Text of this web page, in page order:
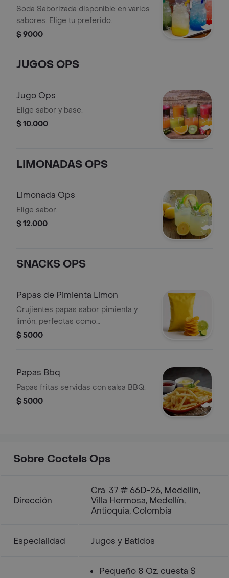
Soda Saborizada disponible en varios
sabores. Elige tu preferido.
$ 9000
JUGOS OPS
Jugo Ops
Elige sabor y base.
$ 10.000
LIMONADAS OPS
Limonada Ops
Elige sabor.
$ 12.000
SNACKS OPS
Papas de Pimienta Limon
Crujientes papas sabor pimienta y
limón, perfectas como
acompañamiento.
$ 5000
Papas Bbq
Papas fritas servidas con salsa BBQ.
$ 5000
Sobre Coctels Ops
Dirección
Cra. 37 # 66D-26, Medellín,
Villa Hermosa, Medellín,
Antioquia, Colombia
Especialidad Jugos y Batidos
Pequeño 8 Oz. cuesta $